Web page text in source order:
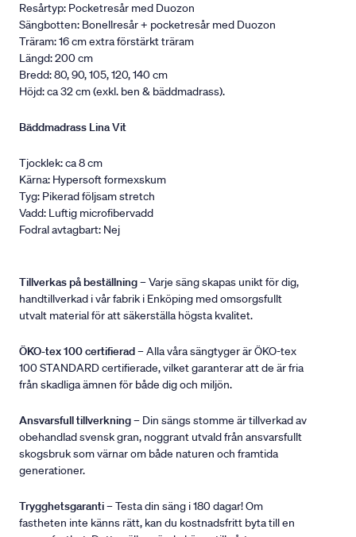
Resårtyp: Pocketresår med Duozon
Sängbotten: Bonellresår + pocketresår med Duozon
Träram: 16 cm extra förstärkt träram
Längd: 200 cm
Bredd: 80, 90, 105, 120, 140 cm
Höjd: ca 32 cm (exkl. ben & bäddmadrass).
Bäddmadrass Lina Vit
Tjocklek: ca 8 cm
Kärna: Hypersoft formexskum
Tyg: Pikerad följsam stretch
Vadd: Luftig microfibervadd
Fodral avtagbart: Nej
Tillverkas på beställning– Varje säng skapas unikt för dig,
handtillverkad i vår fabrik i Enköping med omsorgsfullt
utvalt material för att säkerställa högsta kvalitet.
ÖKO-tex 100 certifierad– Alla våra sängtyger är ÖKO-tex
100 STANDARD certifierade, vilket garanterar att de är fria
från skadliga ämnen för både dig och miljön.
Ansvarsfull tillverkning– Din sängs stomme är tillverkad av
obehandlad svensk gran, noggrant utvald från ansvarsfullt
skogsbruk som värnar om både naturen och framtida
generationer.
Trygghetsgaranti– Testa din säng i 180 dagar! Om
fastheten inte känns rätt, kan du kostnadsfritt byta till en